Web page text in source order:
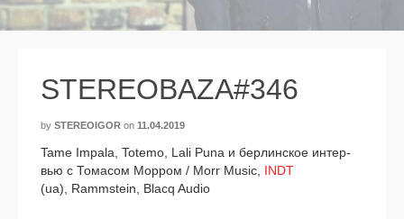
STEREOBAZA#346
by STEREOIGOR on 11.04.2019
Tame Impala, Totemo, Lali Puna и бер­лин­ское интер­
вью с Томасом Морром / Morr Music, INDT
(ua), Rammstein, Blacq Audio